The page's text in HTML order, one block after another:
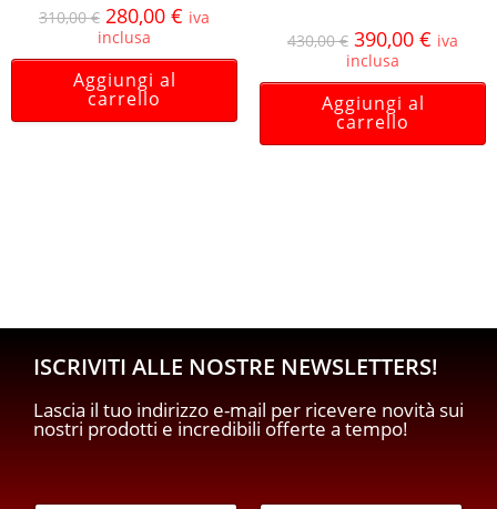
310,00€ 280,00 € iva
inclusa
Aggiungi al
carrello
430,00€ 390,00 € iva
inclusa
Aggiungi al
carrello
ISCRIVITI ALLE NOSTRE NEWSLETTERS!
Lascia il tuo indirizzo e-mail per ricevere novità sui
nostri prodotti e incredibili offerte a tempo!